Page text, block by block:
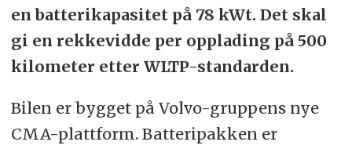
en batterikapasitet på 78 kWt. Det skal
gi en rekkevidde per opplading på 500
kilometer etter WLTP-standarden.
Bilen er bygget på Volvo-gruppens nye
CMA-plattform. Batteripakken er